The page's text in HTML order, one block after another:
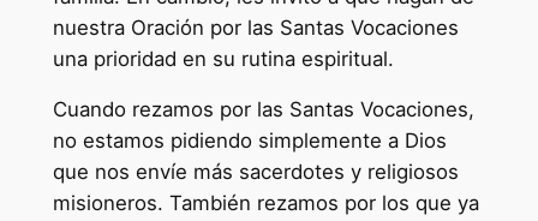
nuestra Oración por las Santas Vocaciones
una prioridad en su rutina espiritual.
Cuando rezamos por las Santas Vocaciones,
no estamos pidiendo simplemente a Dios
que nos envíe más sacerdotes y religiosos
misioneros. También rezamos por los que ya